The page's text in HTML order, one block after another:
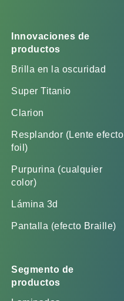
Innovaciones de
productos
Brilla en la oscuridad
Super Titanio
Clarion
Resplandor (Lente efecto
foil)
Purpurina (cualquier
color)
Lámina 3d
Pantalla (efecto Braille)
Segmento de
productos